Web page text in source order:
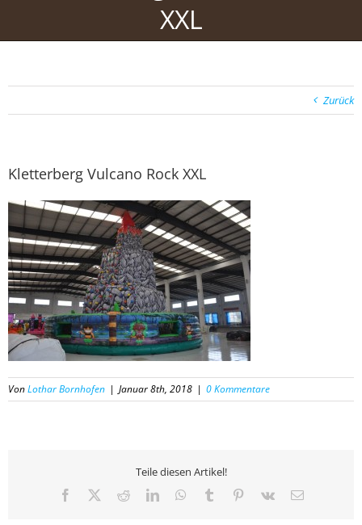
XXL
Zurück
Kletterberg Vulcano Rock XXL
VonLothar Bornhofen | Januar 8th, 2018 | 0 Kommentare
Teile diesen Artikel!
Facebook RedditLinkedInWhatsApp
Tumblr Pinterest
Vk
E-